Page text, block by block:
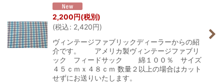
2,200円(税別)
(税込: 2,420円)
ヴィンテージファブリックディーラーからの紹
介です。 アメリカ製ヴィンテージファブリ
ック フィードサック 綿１００％ サイズ
４５ｃｍｘ４８ｃｍ 数量２以上の場合はカット
せずにお送りいたします。